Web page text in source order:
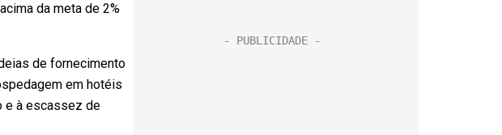
da meta de 2%
de fornecimento
em hotéis
e à escassez de